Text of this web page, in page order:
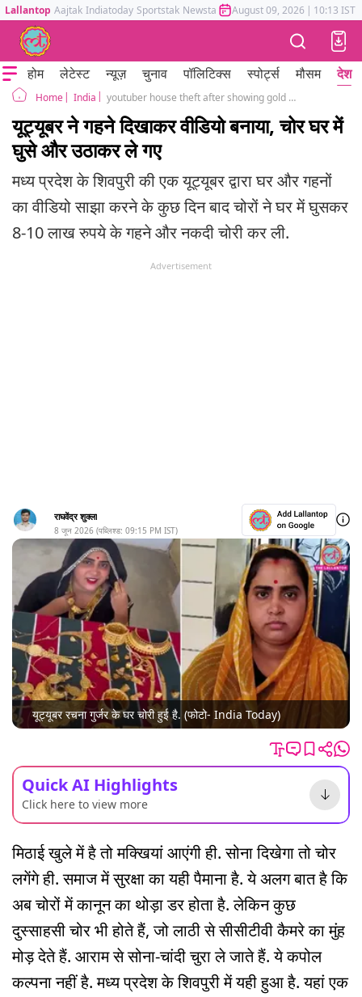
Lallantop Aajtak Indiatoday Sportstak Newstak Mumbai Tak Astrotak
August 09, 2026 | 10:13 IST
होम लेटेस्ट न्यूज़ चुनाव पॉलिटिक्स स्पोर्ट्स मौसम देश
Home India youtuber house theft after showing gold cash in video shivpuri
यूट्यूबर ने गहने दिखाकर वीडियो बनाया, चोर घर में
घुसे और उठाकर ले गए
मध्य प्रदेश के शिवपुरी की एक यूट्यूबर द्वारा घर और गहनों
का वीडियो साझा करने के कुछ दिन बाद चोरों ने घर में घुसकर
8-10 लाख रुपये के गहने और नकदी चोरी कर ली.
Advertisement
राघवेंद्र शुक्ला
8 जून 2026 (पब्लिश्ड: 09:15 PM IST)
यूट्यूबर रचना गुर्जर के घर चोरी हुई है. (फोटो- India Today)
Quick AI Highlights
Click here to view more
मिठाई खुले में है तो मक्खियां आएंगी ही. सोना दिखेगा तो चोर
लगेंगे ही. समाज में सुरक्षा का यही पैमाना है. ये अलग बात है कि
अब चोरों में कानून का थोड़ा डर होता है. लेकिन कुछ
दुस्साहसी चोर भी होते हैं, जो लाठी से सीसीटीवी कैमरे का मुंह
मोड़ देते हैं. आराम से सोना-चांदी चुरा ले जाते हैं. ये कपोल
कल्पना नहीं है. मध्य प्रदेश के शिवपुरी में यही हुआ है. यहां एक